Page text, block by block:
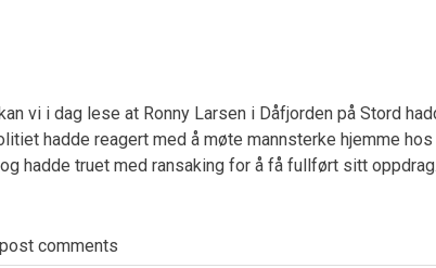
vi i dag lese at Ronny Larsen i Dåfjorden på Stord
hadde reagert med å møte mannsterke hjemme
hadde truet med ransaking for å få fullført sitt oppdrag.
comments